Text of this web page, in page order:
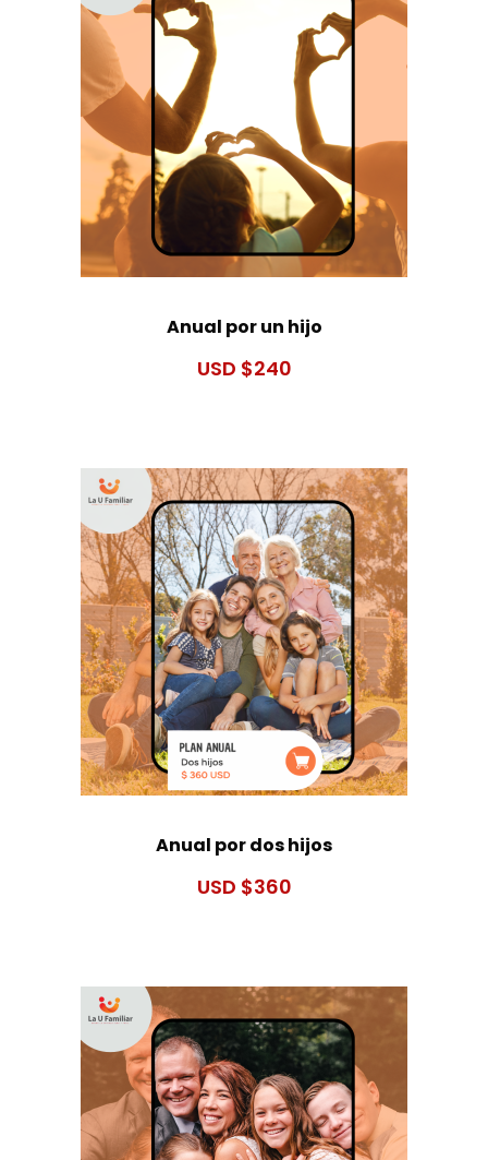
Anual por un hijo
$240
Anual por dos hijos
$360